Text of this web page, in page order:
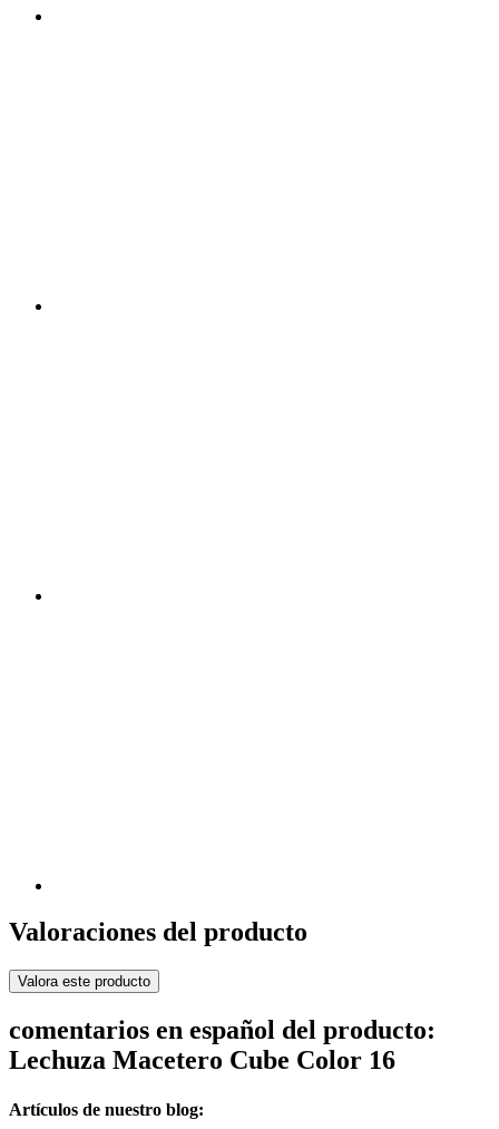
Valoraciones del producto
Valora este producto
comentarios en español del producto:
Lechuza Macetero Cube Color 16
Artículos de nuestro blog: